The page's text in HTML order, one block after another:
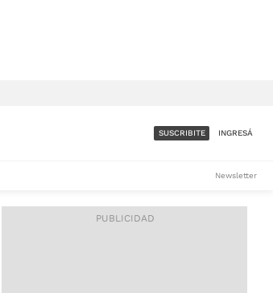
ACCESO FULL - $1.800/MES
SUSCRIBITE INGRESÁ
Newsletter